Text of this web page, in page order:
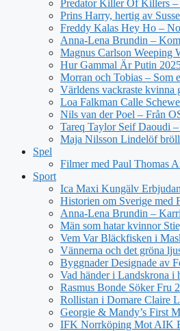
Predator Killer Of Killers
Prins Harry, hertig av
Freddy Kalas Hey Ho –
Anna-Lena Brundin –
Magnus Carlson Weeping
Hur Gammal Är Putin
Morran och Tobias – Som
Världens vackraste kvinna
Loa Falkman Calle
Nils van der Poel – Från
Tareq Taylor Seif Daoudi
Maja Nilsson Lindelöf
Spel
Filmer med Paul Thomas
Sport
Ica Maxi Kungälv
Historien om Sverige med
Anna-Lena Brundin –
Män som hatar kvinnor
Vem Var Bläckfisken i
Vännerna och det gröna
Byggnader Designade av
Vad händer i Landskrona i
Rasmus Bonde Söker Fru
Rollistan i Domare Claire
Georgie & Mandy’s First
IFK Norrköping Mot AIK